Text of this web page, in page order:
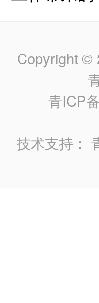
Copyright ©
青ICP
技术支持：